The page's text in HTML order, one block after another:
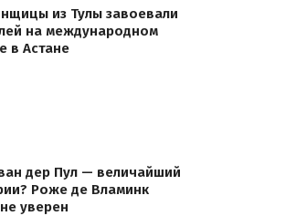
из Тулы завоевали
на международном
в Астане
дер Пул — величайший
Роже де Вламинк
уверен